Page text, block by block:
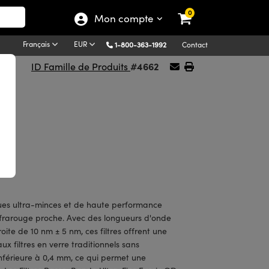
Mon compte 0
Français EUR 1-800-363-1992 Contact
ID Famille de Produits #4662
ultra-minces et de haute performance
proche. Avec des longueurs d'onde
de 10 nm ± 5 nm, ces filtres offrent une
filtres en verre traditionnels sans
à 0,4 mm, ce qui permet une